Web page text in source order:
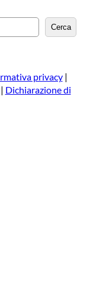
Cerca
privacy|
Dichiarazione di